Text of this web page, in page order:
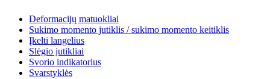
Deformacijų matuokliai
Sukimo momento jutiklis / sukimo momento keitiklis
Įkelti langelius
Slėgio jutikliai
Svorio indikatorius
Svarstyklės